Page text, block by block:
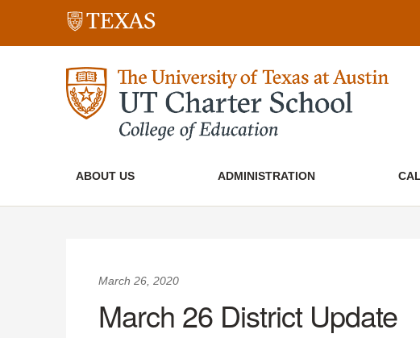
ABOUT US ADMINISTRATION
March 26, 2020
March 26 District Update